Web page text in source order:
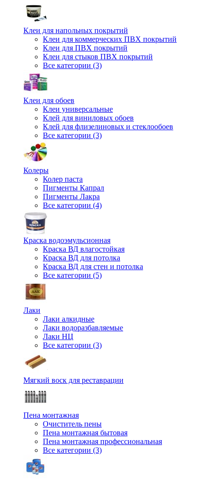
Клеи для напольных покрытий
Клеи для коммерческих ПВХ покрытий
Клеи для ПВХ покрытий
Клеи для стыков ПВХ покрытий
Все категории (3)
Клеи для обоев
Клеи универсальные
Клей для виниловых обоев
Клей для флизелиновых и стеклообоев
Все категории (3)
Колеры
Колер паста
Пигменты Капрал
Пигменты Лакра
Все категории (4)
Краска водоэмульсионная
Краска ВД влагостойкая
Краска ВД для потолка
Краска ВД для стен и потолка
Все категории (5)
Лаки
Лаки алкидные
Лаки водоразбавляемые
Лаки НЦ
Все категории (3)
Мягкий воск для реставрации
Пена монтажная
Очиститель пены
Пена монтажная бытовая
Пена монтажная профессиональная
Все категории (3)